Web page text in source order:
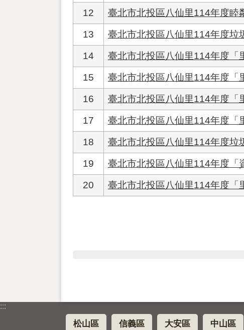
12 臺北市北投區八仙里114年度睦
13 臺北市北投區八仙里114年度垃
14 臺北市北投區八仙里114年度「
15 臺北市北投區八仙里114年度「
16 臺北市北投區八仙里114年度「
17 臺北市北投區八仙里114年度「
18 臺北市北投區八仙里114年度垃
19 臺北市北投區八仙里114年度「
20 臺北市北投區八仙里114年度「
:::
松山區 信義區 大安區 中山區